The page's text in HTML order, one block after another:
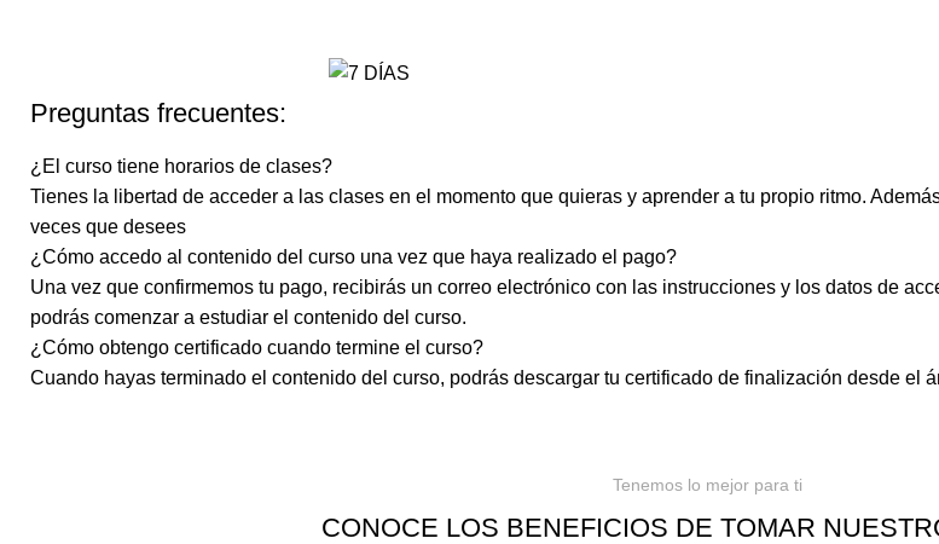
Preguntas frecuentes:
¿El curso tiene horarios de clases?
Tienes la libertad de acceder a las clases en el momento que quieras y aprender a tu propio ritmo.
veces que desees
¿Cómo accedo al contenido del curso una vez que haya realizado el pago?
Una vez que confirmemos tu pago, recibirás un correo electrónico con las instrucciones y los datos de
podrás comenzar a estudiar el contenido del curso.
¿Cómo obtengo certificado cuando termine el curso?
Cuando hayas terminado el contenido del curso, podrás descargar tu certificado de finalización desde el
Tenemos lo mejor para ti
CONOCE LOS BENEFICIOS DE TOMAR